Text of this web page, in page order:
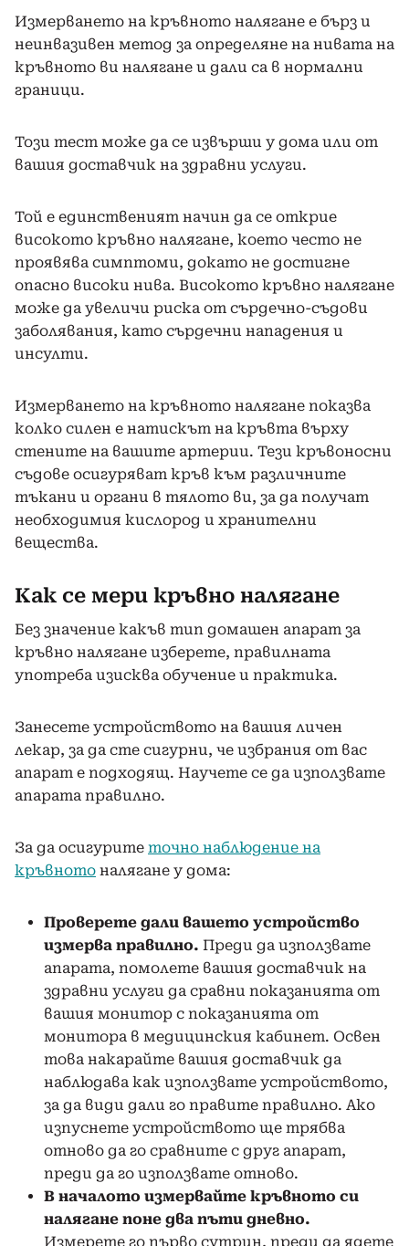
Измерването на кръвното налягане е бърз и
неинвазивен метод за определяне на нивата на
кръвното ви налягане и дали са в нормални
граници.
Този тест може да се извърши у дома или от
вашия доставчик на здравни услуги.
Той е единственият начин да се открие
високото кръвно налягане, което често не
проявява симптоми, докато не достигне
опасно високи нива. Високото кръвно налягане
може да увеличи риска от сърдечно-съдови
заболявания, като сърдечни нападения и
инсулти.
Измерването на кръвното налягане показва
колко силен е натискът на кръвта върху
стените на вашите артерии. Тези кръвоносни
съдове осигуряват кръв към различните
тъкани и органи в тялото ви, за да получат
необходимия кислород и хранителни
вещества.
Как се мери кръвно налягане
Без значение какъв тип домашен апарат за
кръвно налягане изберете, правилната
употреба изисква обучение и практика.
Занесете устройството на вашия личен
лекар, за да сте сигурни, че избрания от вас
апарат е подходящ. Научете се да използвате
апарата правилно.
За да осигурите точно наблюдение на
кръвното налягане у дома:
Проверете дали вашето устройство
измерва правилно. Преди да използвате
апарата, помолете вашия доставчик на
здравни услуги да сравни показанията от
вашия монитор с показанията от
монитора в медицинския кабинет. Освен
това накарайте вашия доставчик да
наблюдава как използвате устройството,
за да види дали го правите правилно. Ако
изпуснете устройството ще трябва
отново да го сравните с друг апарат,
преди да го използвате отново.
В началото измервайте кръвното си
налягане поне два пъти дневно.
Измерете го първо сутрин, преди да ядете